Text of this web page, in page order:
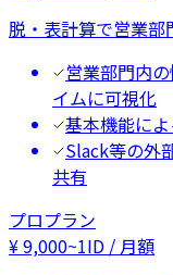
脱・表計算で営業
営業部門内
イムに可視化
基本機能に
Slack等の外
共有
プロプラン
¥9,000~1ID / 月額